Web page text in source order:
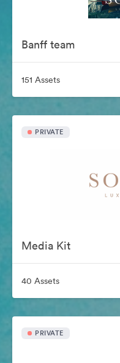
Banff team
151 Assets
PRIVATE
Media Kit
40 Assets
PRIVATE